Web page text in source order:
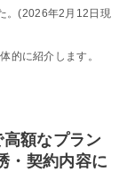
。(2026年2月12日現
的に紹介します。
額なプラン
・契約内容に